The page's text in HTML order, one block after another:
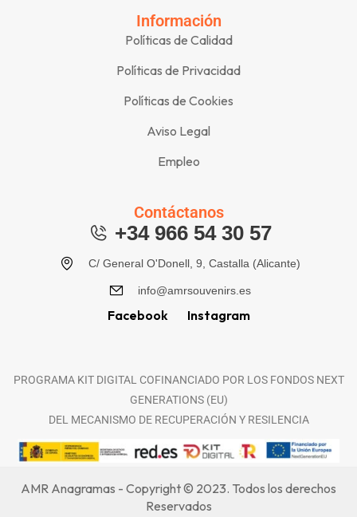
Información
Políticas de Calidad
Políticas de Privacidad
Políticas de Cookies
Aviso Legal
Empleo
Contáctanos
+34 966 54 30 57
C/ General O'Donell, 9, Castalla (Alicante)
info@amrsouvenirs.es
Facebook Instagram
PROGRAMA KIT DIGITAL COFINANCIADO POR LOS FONDOS NEXT
GENERATIONS (EU)
DEL MECANISMO DE RECUPERACIÓN Y RESILENCIA
AMR Anagramas - Copyright © 2023. Todos los derechos
Reservados